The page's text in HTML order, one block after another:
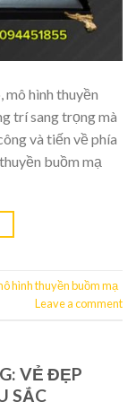
hình thuyền
trí sang trọng mà
và tiến về phía
buồm mạ
hình thuyền buồm mạ
Leave a comment
VẺ ĐẸP
SẮC